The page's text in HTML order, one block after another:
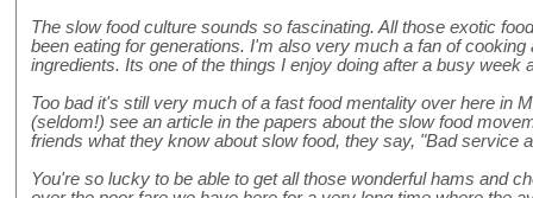
The slow food culture sounds so fascinating. All those exotic
been eating for generations. I'm also very much a fan of
ingredients. Its one of the things I enjoy doing after a busy week
Too bad it's still very much of a fast food mentality over here in
(seldom!) see an article in the papers about the slow food
friends what they know about slow food, they say, "Bad service
You're so lucky to be able to get all those wonderful hams and